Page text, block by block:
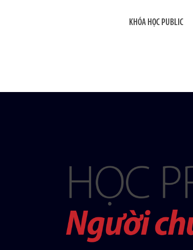
KHÓA HỌC PUBLIC